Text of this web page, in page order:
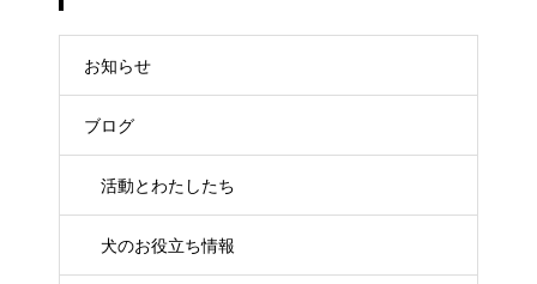
お知らせ
ブログ
活動とわたしたち
犬のお役立ち情報